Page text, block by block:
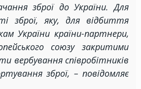
зброї до України. Для
зброї, яку, для відбиття
України країни-партнери,
союзу закритими
вербування співробітників
зброї, – повідомляє